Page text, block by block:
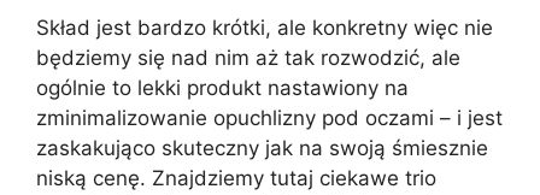
Skład jest bardzo krótki, ale konkretny więc nie
będziemy się nad nim aż tak rozwodzić, ale
ogólnie to lekki produkt nastawiony na
zminimalizowanie opuchlizny pod oczami – i jest
zaskakująco skuteczny jak na swoją śmiesznie
niską cenę. Znajdziemy tutaj ciekawe trio